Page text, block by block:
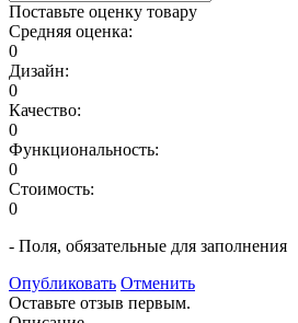
Поставьте оценку товару
Средняя оценка:
0
Дизайн:
0
Качество:
0
Функциональность:
0
Стоимость:
0
- Поля, обязательные для заполнения
Опубликовать Отменить
Оставьте отзыв первым.